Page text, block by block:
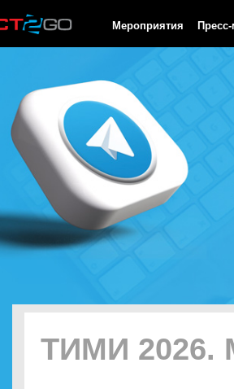
Мероприятия
ТИМИ 2026.